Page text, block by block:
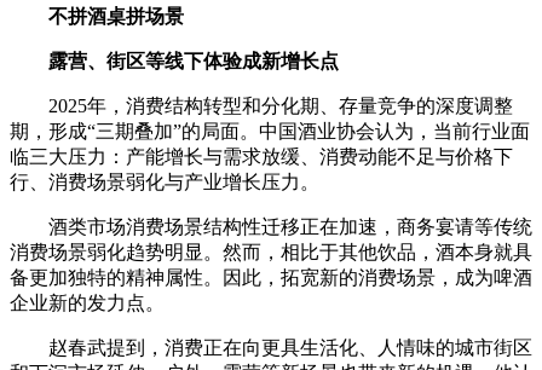
不拼酒桌拼场景
露营、街区等线下体验成新增长点
2025年，消费结构转型和分化期、存量竞争的深度调整
期，形成“三期叠加”的局面。中国酒业协会认为，当前行业面
临三大压力：产能增长与需求放缓、消费动能不足与价格下
行、消费场景弱化与产业增长压力。
酒类市场消费场景结构性迁移正在加速，商务宴请等传统
消费场景弱化趋势明显。然而，相比于其他饮品，酒本身就具
备更加独特的精神属性。因此，拓宽新的消费场景，成为啤酒
企业新的发力点。
赵春武提到，消费正在向更具生活化、人情味的城市街区